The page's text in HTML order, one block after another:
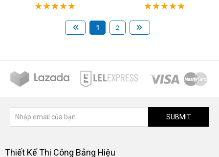
1 2
SUBMIT
Thiết Kế Thi Công Bảng Hiệu